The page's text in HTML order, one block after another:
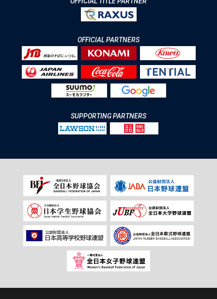
OFFICIAL PARTNERS
SUPPORTING PARTNERS